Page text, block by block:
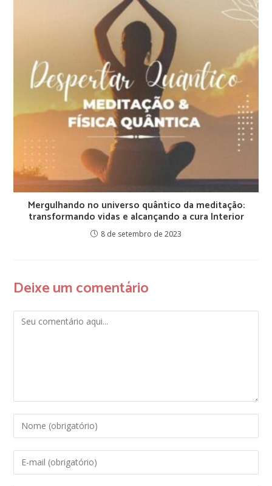
Mergulhando no universo quântico da meditação:
transformando vidas e alcançando a cura Interior
8 de setembro de 2023
Deixe um comentário